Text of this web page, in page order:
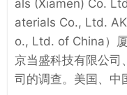
als (Xiamen) Co.
aterials Co., Ltd.
o., Ltd. of China）
京当盛科技有限公司
司的调查。美国、中